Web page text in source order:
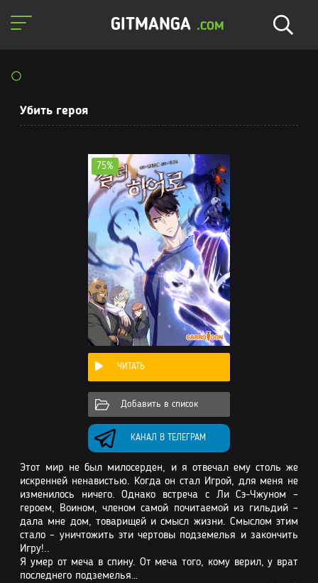
GITMANGA .COM
Убить героя
75%
ЧИТАТЬ
Добавить в список
КАНАЛ В ТЕЛЕГРАМ
Этот мир не был милосерден, и я отвечал ему столь же
искренней ненавистью. Когда он стал Игрой, для меня не
изменилось ничего. Однако встреча с Ли Сэ-Чжуном –
героем, Воином, членом самой почитаемой из гильдий –
дала мне дом, товарищей и смысл жизни. Смыслом этим
стало – уничтожить эти чертовы подземелья и закончить
Игру!..
Я умер от меча в спину. От меча того, кому верил, у врат
последнего подземелья…